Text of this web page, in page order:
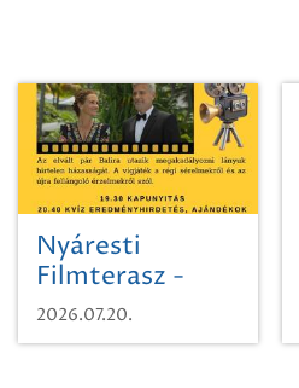
Nyáresti
Filmterasz -
Beugró a
Paradicsomba
2026.07.20.